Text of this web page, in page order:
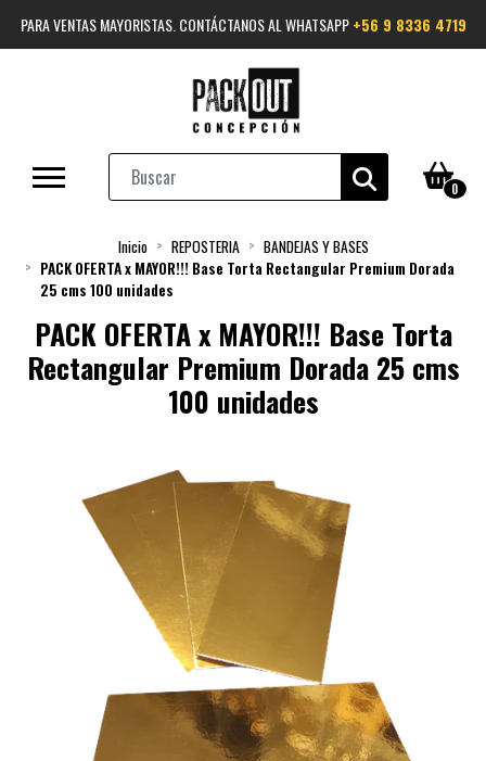
PARA VENTAS MAYORISTAS. CONTÁCTANOS AL WHATSAPP+56 9 8336 4719
0
Inicio REPOSTERIA
BANDEJAS Y BASES
PACK OFERTA x MAYOR!!! Base Torta Rectangular Premium Dorada
25 cms 100 unidades
PACK OFERTA x MAYOR!!! Base Torta
Rectangular Premium Dorada 25 cms
100 unidades